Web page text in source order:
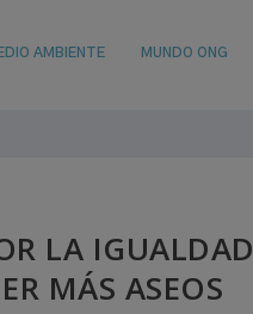
AMBIENTE MUNDO ONG
LA
MÁS ASEOS